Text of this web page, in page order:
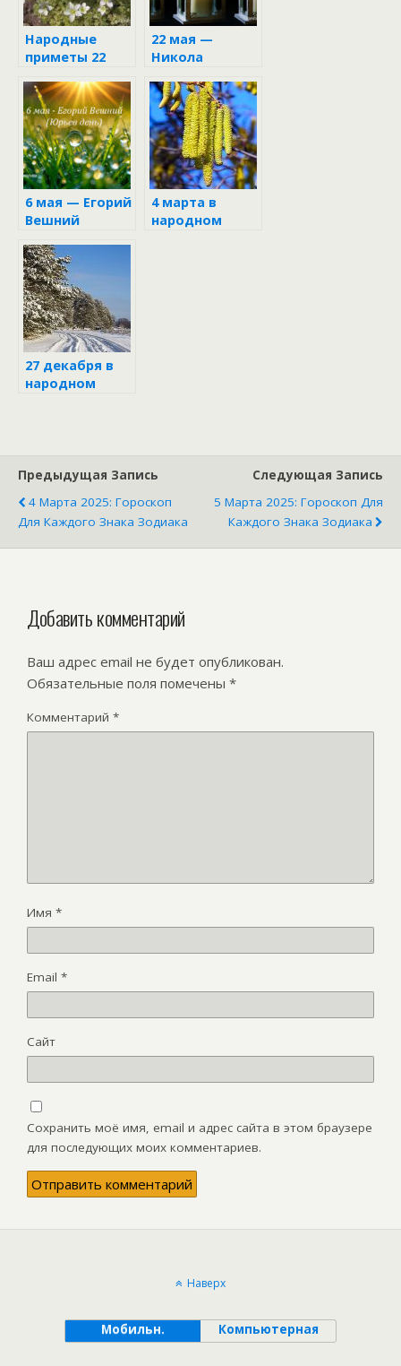
Народные
приметы 22
Вешнего
22 мая —
Никола
6 мая — Егорий
Вешний
народном
календаре
4 марта в
народном
27 декабря в
народном
Предыдущая Запись
4 Марта 2025: Гороскоп
Для Каждого Знака Зодиака
Следующая Запись
5 Марта 2025: Гороскоп Для
Каждого Знака Зодиака
Добавить комментарий
Ваш адрес email не будет опубликован.
Обязательные поля помечены *
Комментарий *
Имя *
Email *
Сайт
Сохранить моё имя, email и адрес сайта в этом браузере
для последующих моих комментариев.
Наверх
Мобильн. Компьютерная